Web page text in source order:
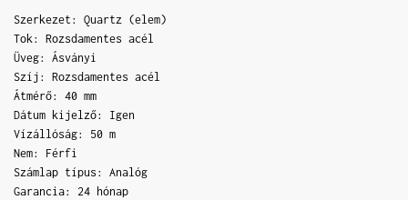
Szerkezet: Quartz (elem)
Tok: Rozsdamentes acél
Üveg: Ásványi
Szíj: Rozsdamentes acél
Átmérő: 40 mm
Dátum kijelző: Igen
Vízállóság: 50 m
Nem: Férfi
Számlap típus: Analóg
Garancia: 24 hónap